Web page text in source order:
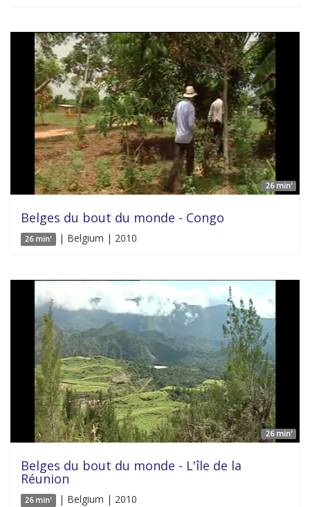
26 min'
Belges du bout du monde - Congo
26 min' | Belgium | 2010
26 min'
Belges du bout du monde - L'île de la
Réunion
26 min' | Belgium | 2010